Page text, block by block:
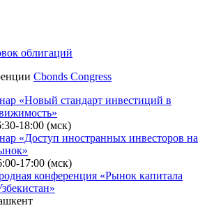
облигаций
Cbonds Congress
«Новый стандарт инвестиций в
18:00 (мск)
«Доступ иностранных инвесторов на
17:00 (мск)
конференция «Рынок капитала